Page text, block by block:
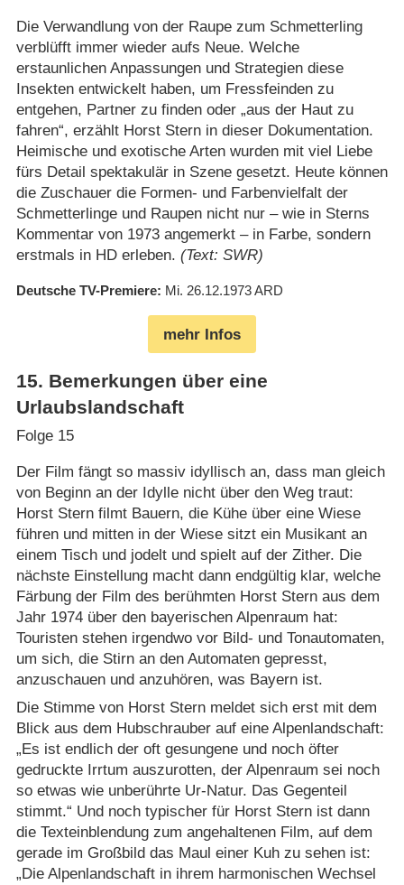
Die Verwandlung von der Raupe zum Schmetterling
verblüfft immer wieder aufs Neue. Welche
erstaunlichen Anpassungen und Strategien diese
Insekten entwickelt haben, um Fressfeinden zu
entgehen, Partner zu finden oder „aus der Haut zu
fahren“, erzählt Horst Stern in dieser Dokumentation.
Heimische und exotische Arten wurden mit viel Liebe
fürs Detail spektakulär in Szene gesetzt. Heute können
die Zuschauer die Formen- und Farbenvielfalt der
Schmetterlinge und Raupen nicht nur – wie in Sterns
Kommentar von 1973 angemerkt – in Farbe, sondern
erstmals in HD erleben. (Text: SWR)
Deutsche TV-Premiere Mi. 26.12.1973ARD
mehr Infos
15. Bemerkungen über eine
Urlaubslandschaft
Folge 15
Der Film fängt so massiv idyllisch an, dass man gleich
von Beginn an der Idylle nicht über den Weg traut:
Horst Stern filmt Bauern, die Kühe über eine Wiese
führen und mitten in der Wiese sitzt ein Musikant an
einem Tisch und jodelt und spielt auf der Zither. Die
nächste Einstellung macht dann endgültig klar, welche
Färbung der Film des berühmten Horst Stern aus dem
Jahr 1974 über den bayerischen Alpenraum hat:
Touristen stehen irgendwo vor Bild- und Tonautomaten,
um sich, die Stirn an den Automaten gepresst,
anzuschauen und anzuhören, was Bayern ist.
Die Stimme von Horst Stern meldet sich erst mit dem
Blick aus dem Hubschrauber auf eine Alpenlandschaft:
„Es ist endlich der oft gesungene und noch öfter
gedruckte Irrtum auszurotten, der Alpenraum sei noch
so etwas wie unberührte Ur-Natur. Das Gegenteil
stimmt.“ Und noch typischer für Horst Stern ist dann
die Texteinblendung zum angehaltenen Film, auf dem
gerade im Großbild das Maul einer Kuh zu sehen ist:
„Die Alpenlandschaft in ihrem harmonischen Wechsel